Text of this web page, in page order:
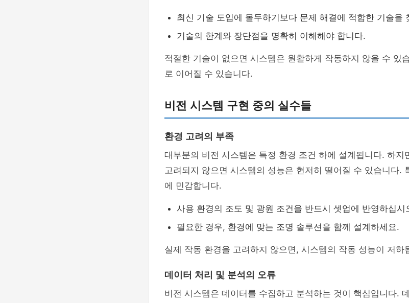
최신 기술 도입에 몰두하기보다 문제 해결에 적합한 기술을
기술의 한계와 장단점을 명확히 이해해야 합니다.
적절한 기술이 없으면 시스템은 원활하게 작동하지 않을 수 있
로 이어질 수 있습니다.
비전 시스템 구현 중의 실수들
환경 고려의 부족
대부분의 비전 시스템은 특정 환경 조건 하에 설계됩니다. 하지
고려되지 않으면 시스템의 성능은 현저히 떨어질 수 있습니다.
에 민감합니다.
사용 환경의 조도 및 광원 조건을 반드시 셋업에 반영하십시
필요한 경우, 환경에 맞는 조명 솔루션을 함께 설계하세요.
실제 작동 환경을 고려하지 않으면, 시스템의 작동 성능이 저하
데이터 처리 및 분석의 오류
비전 시스템은 데이터를 수집하고 분석하는 것이 핵심입니다.